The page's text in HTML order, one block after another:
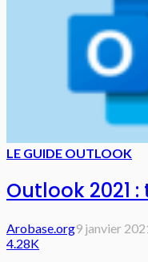
LE GUIDE OUTLOOK
Outlook 2021
Arobase.org9 janvier
4.28K